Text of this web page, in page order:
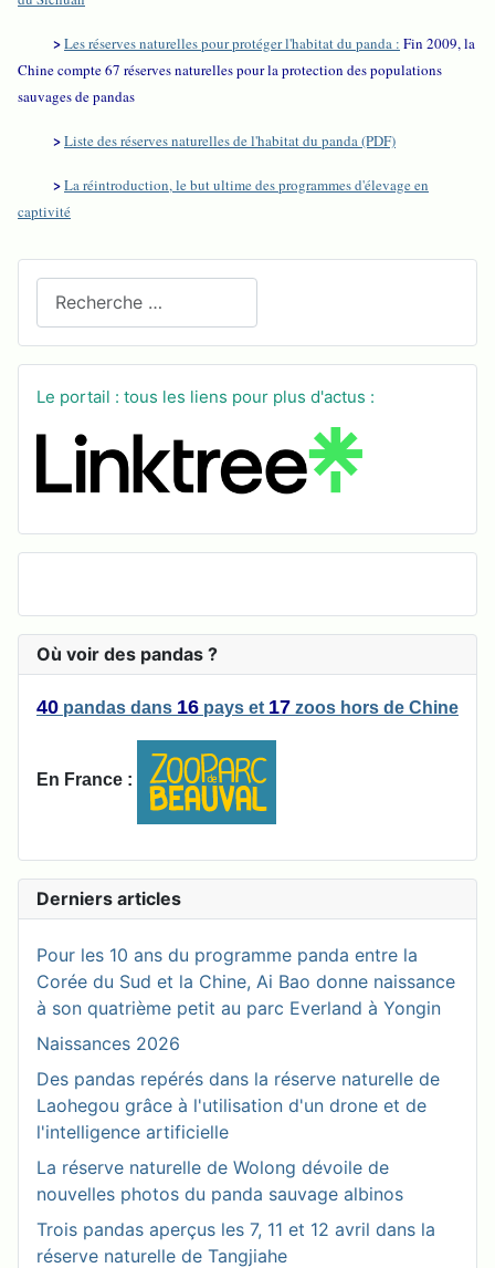
Le portail : tous les liens pour plus d'actus :
Où voir des pandas ?
40 pandas dans 16 pays et 17 zoos hors de Chine
En France :
Derniers articles
Pour les 10 ans du programme panda entre la
Corée du Sud et la Chine, Ai Bao donne naissance
à son quatrième petit au parc Everland à Yongin
Naissances 2026
Des pandas repérés dans la réserve naturelle de
Laohegou grâce à l'utilisation d'un drone et de
l'intelligence artificielle
La réserve naturelle de Wolong dévoile de
nouvelles photos du panda sauvage albinos
Trois pandas aperçus les 7, 11 et 12 avril dans la
réserve naturelle de Tangjiahe
>Les réserves naturelles pour protéger l'habitat du panda : Fin 2009, la
Chine compte 67 réserves naturelles pour la protection des populations
sauvages de pandas
>Liste des réserves naturelles de l'habitat du panda (PDF)
>La réintroduction, le but ultime des programmes d'élevage en
captivité